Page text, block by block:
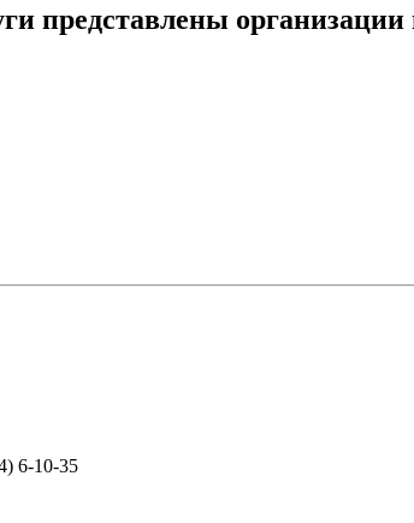
представлены организации
6-10-35